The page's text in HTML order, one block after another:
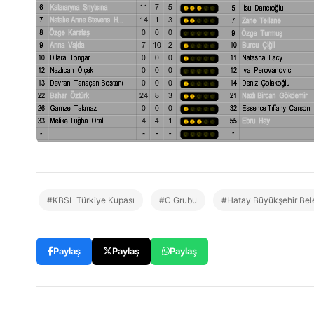
#KBSL Türkiye Kupası #C Grubu #Hatay Büyükşehir
Paylaş Paylaş Paylaş